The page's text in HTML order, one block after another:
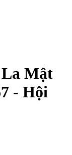
Mật
- Hội